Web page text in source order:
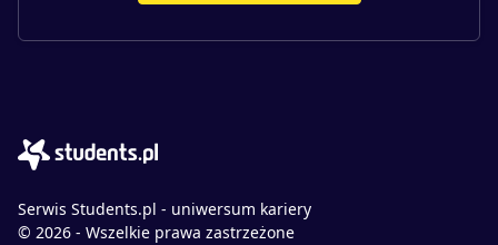
Serwis Students.pl - uniwersum kariery
© 2026 - Wszelkie prawa zastrzeżone